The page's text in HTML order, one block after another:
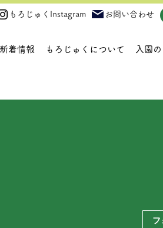
​もろじゅくInstagram お問い合わせ
新着情報 もろじゅくについて 入園
フ